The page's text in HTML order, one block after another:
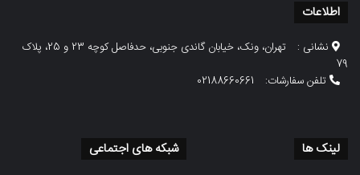
اطلاعات
نشانی :
تهران، ونک، خیابان گاندی جنوبی، حدفاصل کوچه 23 و 25، پلاک
79
تلفن سفارشات:
02188660661
لینک ها شبکه های اجتماعی